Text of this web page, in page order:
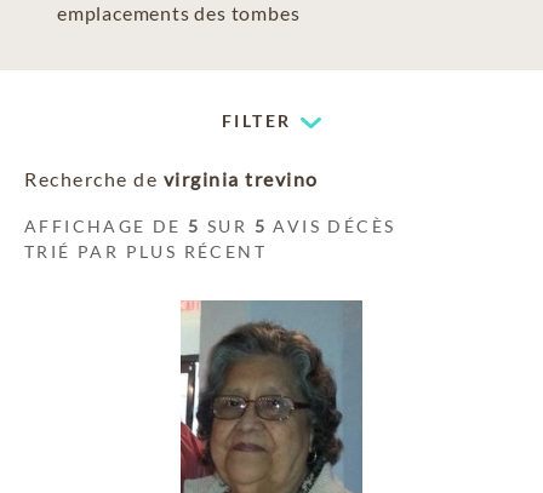
emplacements des tombes
FILTER
Recherche de virginia trevino
AFFICHAGE DE 5 SUR 5 AVIS DÉCÈS
TRIÉ PAR PLUS RÉCENT